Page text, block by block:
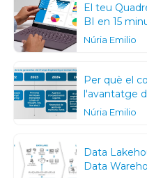
El teu
BI en 15
Núria Emilio
Per què el
l'avantatge
Núria Emilio
Data
Data